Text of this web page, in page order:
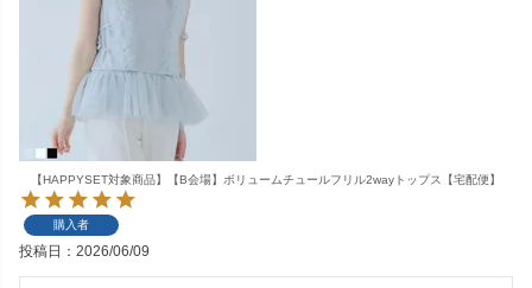
【HAPPYSET対象商品】【B会場】ボリュームチュールフリル2wayトップス【宅配便】
購入者
投稿日 2026/06/09